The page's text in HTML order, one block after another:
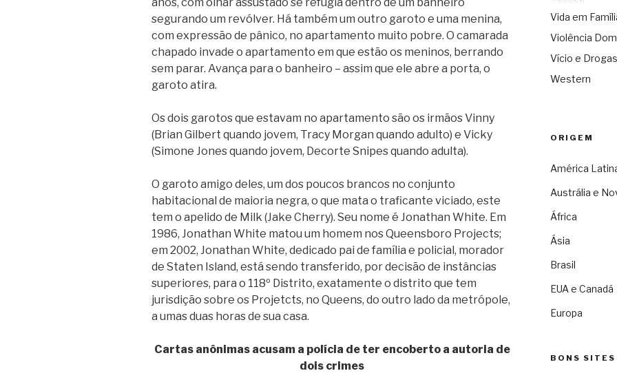
segurando um revólver. Há também um outro garoto e uma menina,
com expressão de pânico, no apartamento muito pobre. O camarada
chapado invade o apartamento em que estão os meninos, berrando
sem parar. Avança para o banheiro – assim que ele abre a porta, o
garoto atira.
Os dois garotos que estavam no apartamento são os irmãos Vinny
(Brian Gilbert quando jovem, Tracy Morgan quando adulto) e Vicky
(Simone Jones quando jovem, Decorte Snipes quando adulta).
O garoto amigo deles, um dos poucos brancos no conjunto
habitacional de maioria negra, o que mata o traficante viciado, este
tem o apelido de Milk (Jake Cherry). Seu nome é Jonathan White. Em
1986, Jonathan White matou um homem nos Queensboro Projects;
em 2002, Jonathan White, dedicado pai de família e policial, morador
de Staten Island, está sendo transferido, por decisão de instâncias
superiores, para o 118º Distrito, exatamente o distrito que tem
jurisdição sobre os Projetcts, no Queens, do outro lado da metrópole,
a umas duas horas de sua casa.
Cartas anônimas acusam a polícia de ter encoberto a autoria de
dois crimes
Vida em
Violência
Vício e Drogas
Western
ORIGEM
América
Austrália e
África
Ásia
Brasil
EUA e Canadá
Europa
BONS SITES